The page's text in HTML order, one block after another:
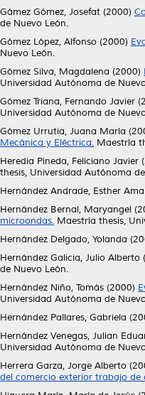
Gámez Gómez, Josefat (2000)
de Nuevo León.
Gómez López, Alfonso (2000)
Nuevo León.
Gómez Silva, Magdalena (2000)
Universidad Autónoma de
Gómez Triana, Fernando Javier
Universidad Autónoma de
Gómez Urrutia, Juana María
Mecánica y Eléctrica. Maestría
Heredia Pineda, Feliciano Javier
thesis, Universidad Autónoma
Hernández Andrade, Esther
Hernández Bernal, Maryangel
microondas. Maestría thesis,
Hernández Delgado, Yolanda
Hernández Galicia, Julio Alberto
de Nuevo León.
Hernández Niño, Tomás (2000)
Universidad Autónoma de
Hernández Pallares, Gabriela
Hernández Venegas, Julian
Universidad Autónoma de
Herrera Garza, Jorge Alberto
del comercio exterior trabajo de